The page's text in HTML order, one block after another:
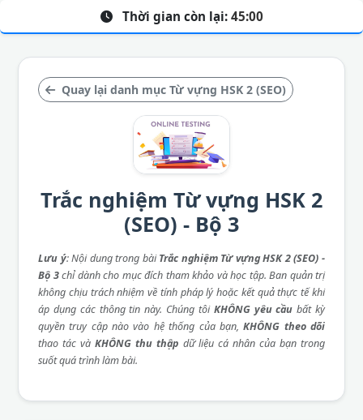
Quay lại danh mục Từ vựng HSK 2 (SEO)
Trắc nghiệm Từ vựng HSK 2
(SEO) - Bộ 3
Lưu ý: Nội dung trong bàiTrắc nghiệm Từ vựng HSK 2 (SEO) -
Bộ 3chỉ dành cho mục đích tham khảo và học tập. Ban quản trị
không chịu trách nhiệm về tính pháp lý hoặc kết quả thực tế khi
áp dụng các thông tin này. Chúng tôi KHÔNG yêu cầu bất kỳ
quyền truy cập nào vào hệ thống của bạn,KHÔNG theo dõi
thao tác và KHÔNG thu thập dữ liệu cá nhân của bạn trong
suốt quá trình làm bài.
Thời gian còn lại: 45:00